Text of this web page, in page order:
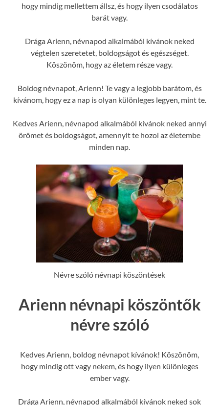
hogy mindig mellettem állsz, és hogy ilyen csodálatos
barát vagy.
Drága Arienn, névnapod alkalmából kívánok neked
végtelen szeretetet, boldogságot és egészséget.
Köszönöm, hogy az életem része vagy.
Boldog névnapot, Arienn! Te vagy a legjobb barátom, és
kívánom, hogy ez a nap is olyan különleges legyen, mint te.
Kedves Arienn, névnapod alkalmából kívánok neked annyi
örömet és boldogságot, amennyit te hozol az életembe
minden nap.
Névre szóló névnapi köszöntések
Arienn névnapi köszöntők
névre szóló
Kedves Arienn, boldog névnapot kívánok! Köszönöm,
hogy mindig ott vagy nekem, és hogy ilyen különleges
ember vagy.
Drága Arienn, névnapod alkalmából kívánok neked sok